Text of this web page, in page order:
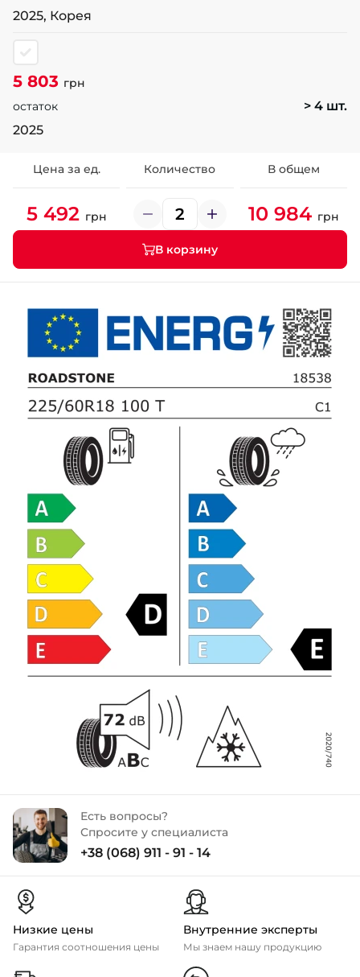
2025, Корея
5 803 грн
остаток
> 4 шт.
2025
Цена за ед. Количество В общем
5 492 грн 10 984 грн
В корзину
Есть вопросы?
Спросите у специалиста
+38 (068) 911 - 91 - 14
Низкие цены
Гарантия соотношения цены
Внутренние эксперты
Мы знаем нашу продукцию